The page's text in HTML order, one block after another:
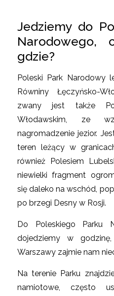
Jedziemy do
Narodowego,
gdzie?
Poleski Park Narodowy
Równiny Łęczyńsko-
zwany jest także
Włodawskim, ze
nagromadzenie jezior.
teren leżący w
również Polesiem
niewielki fragment
się daleko na wschód,
po brzegi Desny w Rosji.
Do Poleskiego Parku
dojedziemy w
Warszawy zajmie nam
Na terenie Parku
namiotowe, często